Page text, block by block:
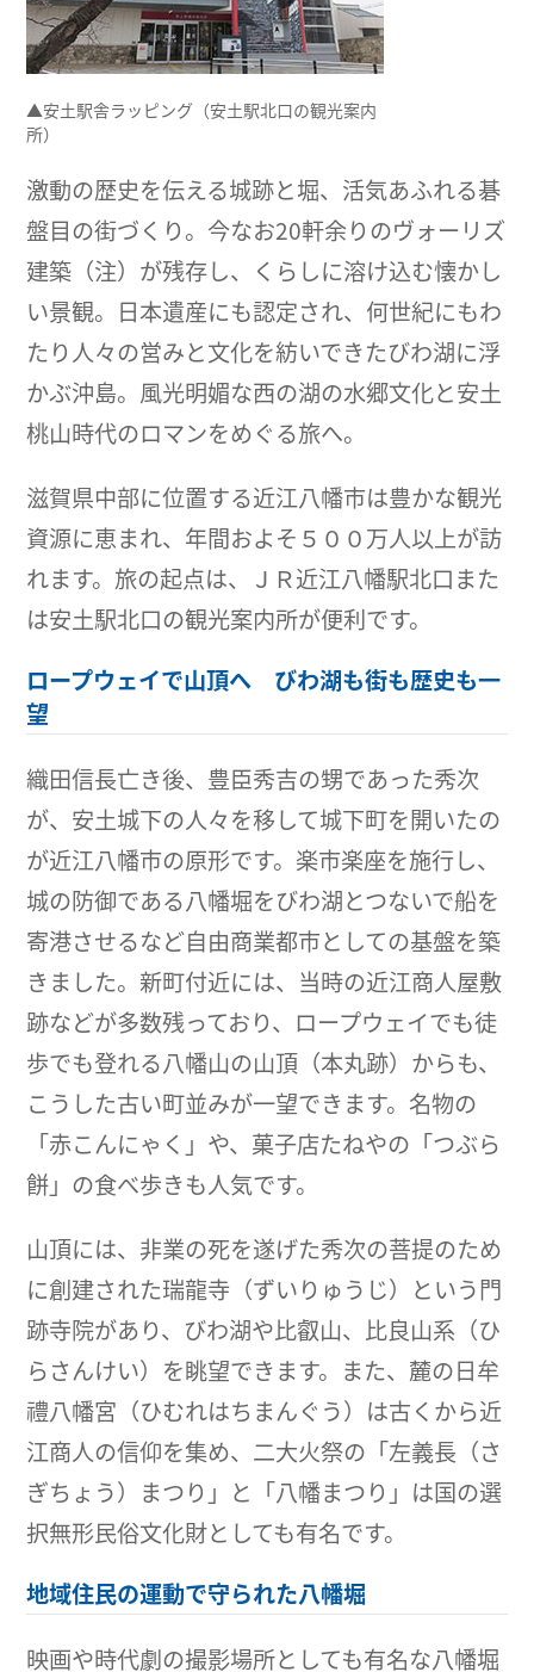
▲安土駅舎ラッピング（安土駅北口の観光案内
所）
激動の歴史を伝える城跡と堀、活気あふれる碁
盤目の街づくり。今なお20軒余りのヴォーリズ
建築（注）が残存し、くらしに溶け込む懐かし
い景観。日本遺産にも認定され、何世紀にもわ
たり人々の営みと文化を紡いできたびわ湖に浮
かぶ沖島。風光明媚な西の湖の水郷文化と安土
桃山時代のロマンをめぐる旅へ。
滋賀県中部に位置する近江八幡市は豊かな観光
資源に恵まれ、年間およそ５００万人以上が訪
れます。旅の起点は、ＪＲ近江八幡駅北口また
は安土駅北口の観光案内所が便利です。
ロープウェイで山頂へ びわ湖も街も歴史も一
望
織田信長亡き後、豊臣秀吉の甥であった秀次
が、安土城下の人々を移して城下町を開いたの
が近江八幡市の原形です。楽市楽座を施行し、
城の防御である八幡堀をびわ湖とつないで船を
寄港させるなど自由商業都市としての基盤を築
きました。新町付近には、当時の近江商人屋敷
跡などが多数残っており、ロープウェイでも徒
歩でも登れる八幡山の山頂（本丸跡）からも、
こうした古い町並みが一望できます。名物の
「赤こんにゃく」や、菓子店たねやの「つぶら
餅」の食べ歩きも人気です。
山頂には、非業の死を遂げた秀次の菩提のため
に創建された瑞龍寺（ずいりゅうじ）という門
跡寺院があり、びわ湖や比叡山、比良山系（ひ
らさんけい）を眺望できます。また、麓の日牟
禮八幡宮（ひむれはちまんぐう）は古くから近
江商人の信仰を集め、二大火祭の「左義長（さ
ぎちょう）まつり」と「八幡まつり」は国の選
択無形民俗文化財としても有名です。
地域住民の運動で守られた八幡堀
映画や時代劇の撮影場所としても有名な八幡堀